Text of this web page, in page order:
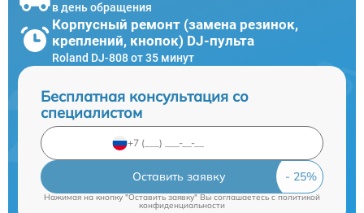
в день обращения
Корпусный ремонт (замена резинок,
креплений, кнопок) DJ-пульта
Roland DJ-808 от 35 минут
Бесплатная консультация со
специалистом
Оставить заявку
Нажимая на кнопку "Оставить заявку" Вы соглашаетесь cполитикой
конфиденциальности